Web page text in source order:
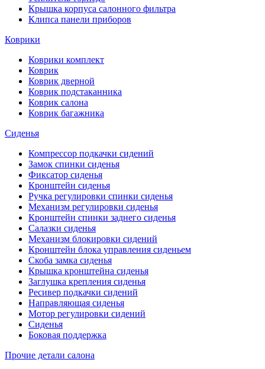
Крышка корпуса салонного фильтра
Клипса панели приборов
Коврики
Коврики комплект
Коврик
Коврик дверной
Коврик подстаканника
Коврик салона
Коврик багажника
Сиденья
Компрессор подкачки сидений
Замок спинки сиденья
Фиксатор сиденья
Кронштейн сиденья
Ручка регулировки спинки сиденья
Механизм регулировки сиденья
Кронштейн спинки заднего сиденья
Салазки сиденья
Механизм блокировки сидений
Кронштейн блока управления сиденьем
Скоба замка сиденья
Крышка кронштейна сиденья
Заглушка крепления сиденья
Ресивер подкачки сидений
Направляющая сиденья
Мотор регулировки сидений
Сиденья
Боковая поддержка
Прочие детали салона